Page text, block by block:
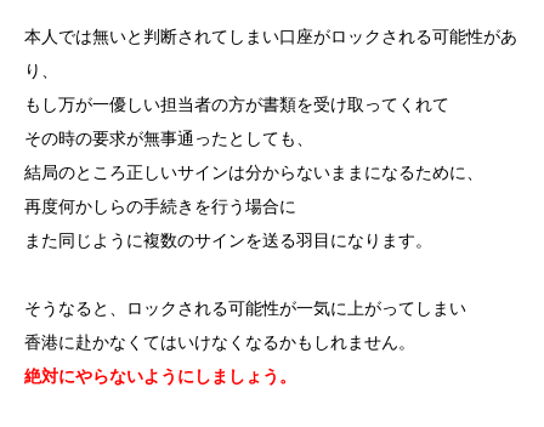
本人では無いと判断されてしまい口座がロックされる可能性があ
り、
もし万が一優しい担当者の方が書類を受け取ってくれて
その時の要求が無事通ったとしても、
結局のところ正しいサインは分からないままになるために、
再度何かしらの手続きを行う場合に
また同じように複数のサインを送る羽目になります。
そうなると、ロックされる可能性が一気に上がってしまい
香港に赴かなくてはいけなくなるかもしれません。
絶対にやらないようにしましょう。